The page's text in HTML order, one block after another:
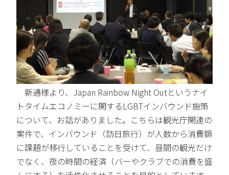
新通様より、Japan Rainbow Night Outというナイ
トタイムエコノミーに関するLGBTインバウンド施策
について、お話がありました。こちらは観光庁関連の
案件で、インバウンド（訪日旅行）が人数から消費額
に課題が移行していることを受けて、昼間の観光だけ
でなく、夜の時間の経済（バーやクラブでの消費を盛